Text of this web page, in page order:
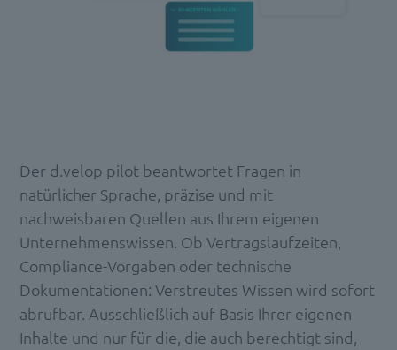
Der d.velop pilot beantwortet Fragen in
natürlicher Sprache, präzise und mit
nachweisbaren Quellen aus Ihrem eigenen
Unternehmenswissen. Ob Vertragslaufzeiten,
Compliance-Vorgaben oder technische
Dokumentationen: Verstreutes Wissen wird sofort
abrufbar. Ausschließlich auf Basis Ihrer eigenen
Inhalte und nur für die, die auch berechtigt sind,